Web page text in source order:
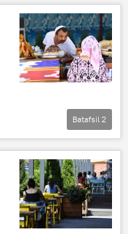
Batafsil 2